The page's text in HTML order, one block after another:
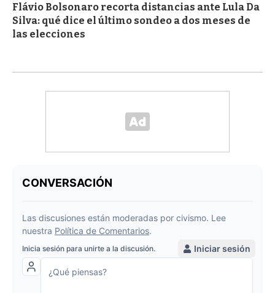
Flávio Bolsonaro recorta distancias ante Lula Da
Silva: qué dice el último sondeo a dos meses de
las elecciones